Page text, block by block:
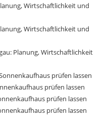
Wirtschaftlichkeit und
Wirtschaftlichkeit und
Planung, Wirtschaftlichkeit
prüfen lassen
prüfen lassen
prüfen lassen
prüfen lassen